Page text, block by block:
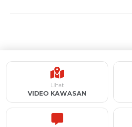
LIhat
VIDEO KAWASAN